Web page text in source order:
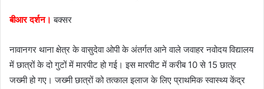
बीआर दर्शन। बक्सर
नावानगर थाना क्षेत्र के वासुदेवा ओपी के अंतर्गत आने वाले जवाहर नवोदय विद्यालय
में छात्रों के दो गुटों में मारपीट हो गई। इस मारपीट में करीब 10 से 15 छात्र
जख्मी हो गए। जख्मी छात्रों को तत्काल इलाज के लिए प्राथमिक स्वास्थ्य केंद्र